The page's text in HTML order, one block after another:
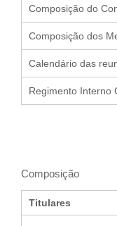
Composição do
Composição dos
Calendário das
Regimento Interno
Composição
Titulares